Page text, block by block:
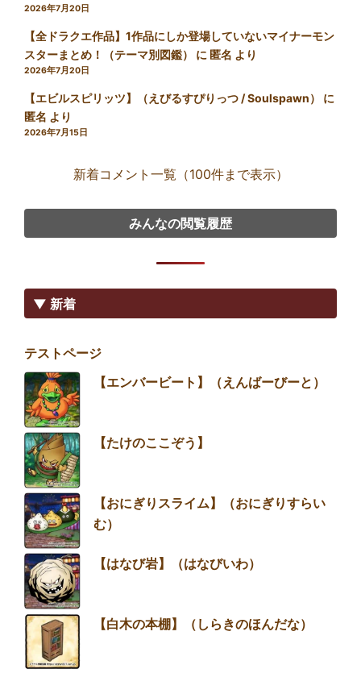
2026年7月20日
【全ドラクエ作品】1作品にしか登場していないマイナーモン
スターまとめ！（テーマ別図鑑）
に 匿名 より
2026年7月20日
【エビルスピリッツ】（えびるすぴりっつ / Soulspawn）
に
匿名 より
2026年7月15日
新着コメント一覧（100件まで表示）
みんなの閲覧履歴
▼ 新着
テストページ
【エンバービート】（えんばーびーと）
【たけのここぞう】
【おにぎりスライム】（おにぎりすらい
む）
【はなび岩】（はなびいわ）
【白木の本棚】（しらきのほんだな）